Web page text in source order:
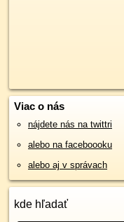
Viac o nás
nájdete nás na twittri
alebo na faceboooku
alebo aj v správach
kde hľadať